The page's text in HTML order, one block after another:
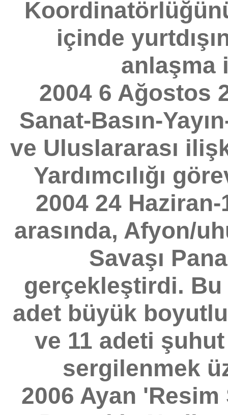
içinde
anlaşma
2004 6 Ağostos
Sanat-Basın-
ve Uluslararası
Yardımcılığı
2004 24
arasında, Afyon/
Savaşı
gerçekleştirdi. Bu
adet büyük
ve 11 adeti
sergilenmek
2006 Ayan 'Resim